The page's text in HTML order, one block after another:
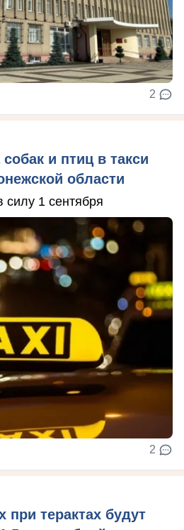
2
и птиц в такси
области
силу 1 сентября
2
терактах будут